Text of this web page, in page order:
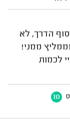
הדרך, לא
ממני!
לכמות
10